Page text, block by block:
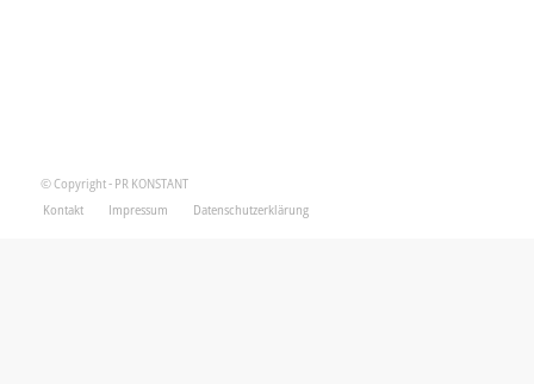
© Copyright - PR KONSTANT
Kontakt
Impressum Datenschutzerklärung